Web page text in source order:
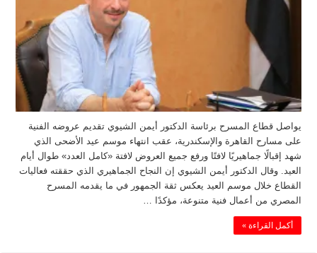
يواصل قطاع المسرح برئاسة الدكتور أيمن الشيوي تقديم عروضه الفنية
على مسارح القاهرة والإسكندرية، عقب انتهاء موسم عيد الأضحى الذي
شهد إقبالًا جماهيريًا لافتًا ورفع جميع العروض لافتة «كامل العدد» طوال أيام
العيد. وقال الدكتور أيمن الشيوي إن النجاح الجماهيري الذي حققته فعاليات
القطاع خلال موسم العيد يعكس ثقة الجمهور في ما يقدمه المسرح
المصري من أعمال فنية متنوعة، مؤكدًا …
أكمل القراءة »